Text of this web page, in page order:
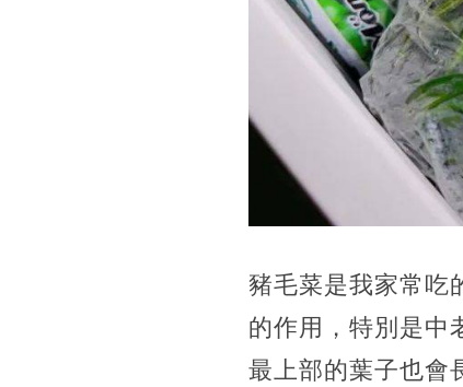
豬毛菜是我家常吃
的作用，特別是中
最上部的葉子也會